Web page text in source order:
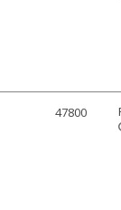
47800